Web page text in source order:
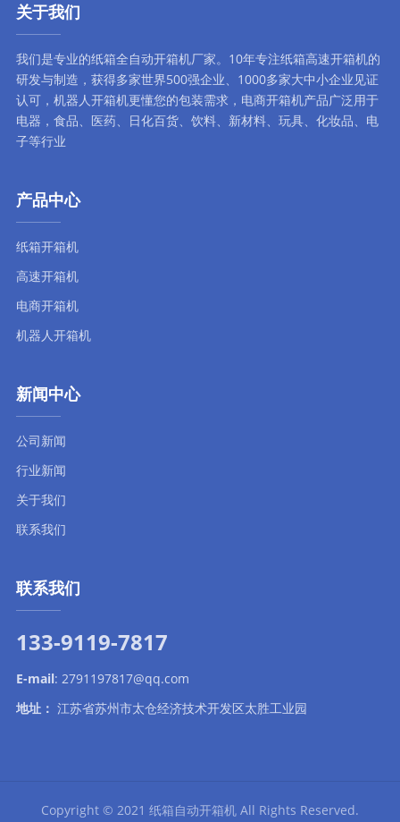
关于我们
我们是专业的纸箱全自动开箱机厂家。10年专注纸箱高速开箱机的
研发与制造，获得多家世界500强企业、1000多家大中小企业见证
认可， 机器人开箱机更懂您的包装需求， 电商开箱机产品广泛用于
电器，食品、医药、日化百货、饮料、新材料、玩具、化妆品、电
子等行业
产品中心
纸箱开箱机
高速开箱机
电商开箱机
机器人开箱机
新闻中心
公司新闻
行业新闻
关于我们
联系我们
联系我们
133-9119-7817
E-mail: 2791197817@qq.com
地址： 江苏省苏州市太仓经济技术开发区太胜工业园
Copyright © 2021 纸箱自动开箱机All Rights Reserved.